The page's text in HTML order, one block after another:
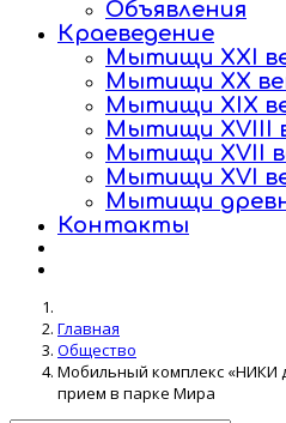
Объявления
Краеведение
Мытищи XXI
Мытищи XX
Мытищи XIX
Мытищи XVIII
Мытищи XVII
Мытищи XVI
Мытищи
Контакты
Главная
Общество
Мобильный комплекс «НИКИ
прием в парке Мира